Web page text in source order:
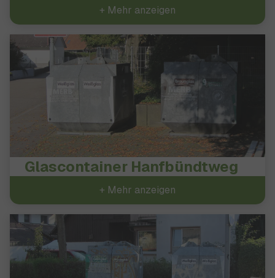
+ Mehr anzeigen
Glascontainer Hanfbündtweg
+ Mehr anzeigen